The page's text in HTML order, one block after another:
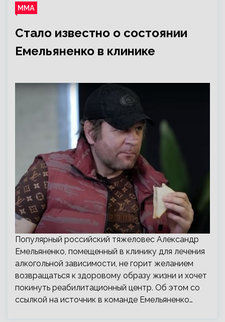
ММА
Стало известно о состоянии
Емельяненко в клинике
Популярный российский тяжеловес Александр
Емельяненко, помещенный в клинику для лечения
алкогольной зависимости, не горит желанием
возвращаться к здоровому образу жизни и хочет
покинуть реабилитационный центр. Об этом со
ссылкой на источник в команде Емельяненко…